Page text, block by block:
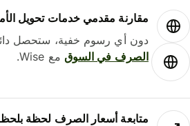
مقارنة مقدمي خدمات تحويل
دون أي رسوم خفية، ستحصل
الصرف في السوقمع Wise.
متابعة أسعار الصرف لحظة بلحظة